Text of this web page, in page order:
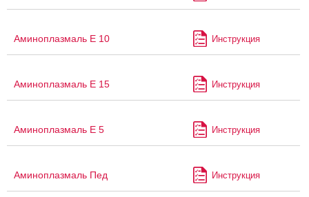
Аминоплазмаль Е 10 Инструкция
Аминоплазмаль Е 15 Инструкция
Аминоплазмаль Е 5 Инструкция
Аминоплазмаль Пед Инструкция